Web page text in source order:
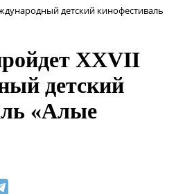
детский кинофестиваль
XXVII
детский
«Алые